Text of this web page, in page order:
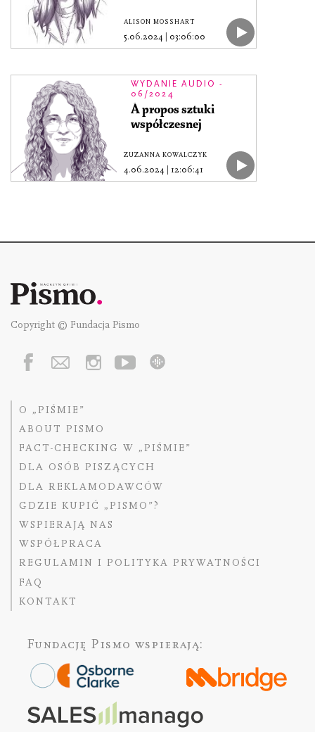
ALISON MOSSHART
5.06.2024 03:06:00
WYDANIE AUDIO -
06/2024
À propos sztuki
współczesnej
ZUZANNA KOWALCZYK
4.06.2024 12:06:41
Copyright © Fundacja Pismo
O „PIŚMIE”
ABOUT PISMO
FACT-CHECKING W „PIŚMIE”
DLA OSÓB PISZĄCYCH
DLA REKLAMODAWCÓW
GDZIE KUPIĆ „PISMO”?
WSPIERAJĄ NAS
WSPÓŁPRACA
REGULAMIN I POLITYKA PRYWATNOŚCI
FAQ
KONTAKT
Fundację Pismo wspierają: